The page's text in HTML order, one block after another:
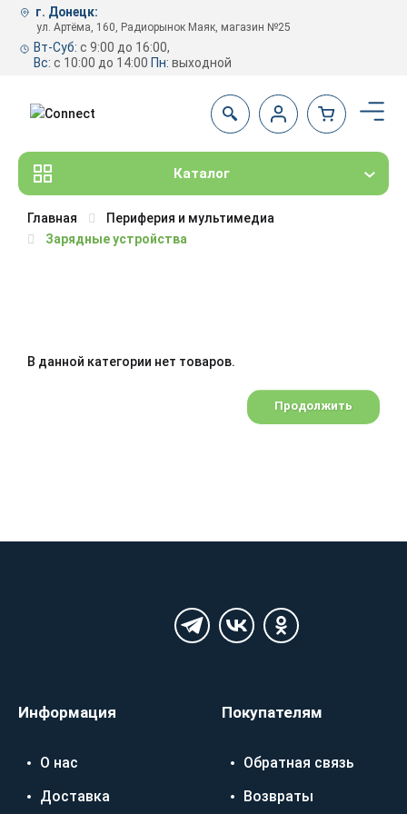
г. Донецк:
ул. Артёма, 160, Радиорынок Маяк, магазин №25
Вт-Суб: с 9:00 до 16:00,
Вс: с 10:00 до 14:00 Пн: выходной
Каталог
Главная
Периферия и мультимедиа
Зарядные устройства
В данной категории нет товаров.
Продолжить
Информация
О нас
Доставка
Покупателям
Обратная связь
Возвраты